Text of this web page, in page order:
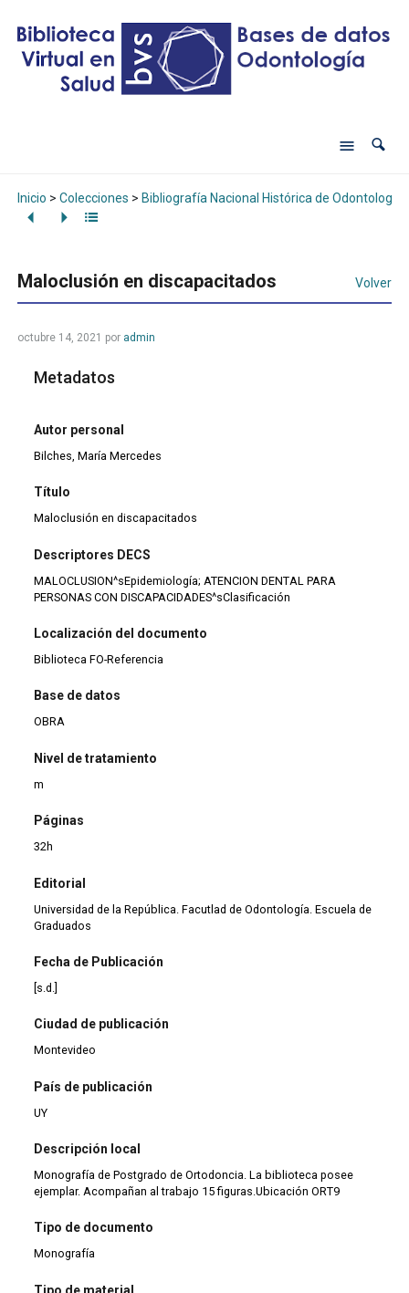
Inicio > Colecciones > Bibliografía Nacional Histórica de Odontología
Maloclusión en discapacitados Volver
octubre 14, 2021 por admin
Metadatos
Autor personal
Bilches, María Mercedes
Título
Maloclusión en discapacitados
Descriptores DECS
MALOCLUSION^sEpidemiología; ATENCION DENTAL PARA
PERSONAS CON DISCAPACIDADES^sClasificación
Localización del documento
Biblioteca FO-Referencia
Base de datos
OBRA
Nivel de tratamiento
m
Páginas
32h
Editorial
Universidad de la República. Facutlad de Odontología. Escuela de
Graduados
Fecha de Publicación
[s.d.]
Ciudad de publicación
Montevideo
País de publicación
UY
Descripción local
Monografía de Postgrado de Ortodoncia. La biblioteca posee
ejemplar. Acompañan al trabajo 15 figuras.Ubicación ORT9
Tipo de documento
Monografía